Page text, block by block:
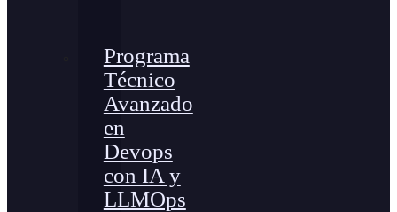
Programa
Técnico
Avanzado
en
Devops
con IA y
LLMOps